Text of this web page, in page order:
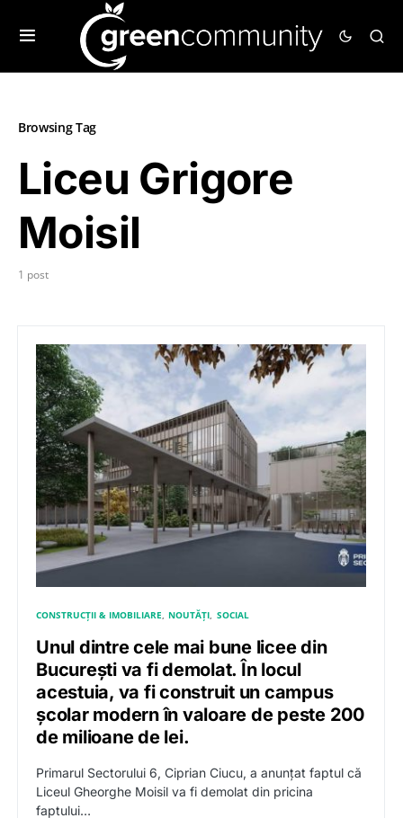
Browsing Tag
Liceu Grigore
Moisil
1 post
CONSTRUCȚII & IMOBILIARE NOUTĂȚI SOCIAL
Unul dintre cele mai bune licee din
București va fi demolat. În locul
acestuia, va fi construit un campus
școlar modern în valoare de peste 200
de milioane de lei.
Primarul Sectorului 6, Ciprian Ciucu, a anunțat faptul că
Liceul Gheorghe Moisil va fi demolat din pricina
faptului…